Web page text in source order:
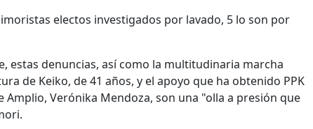
electos investigados por lavado, 5 lo son por
estas denuncias, así como la multitudinaria marcha
de Keiko, de 41 años, y el apoyo que ha obtenido PPK
Verónika Mendoza, son una "olla a presión que